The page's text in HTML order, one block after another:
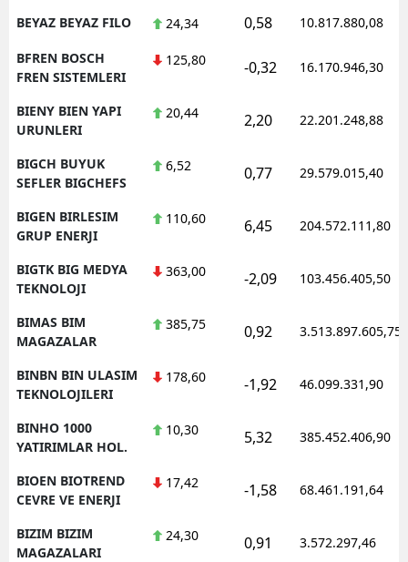
BEYAZ BEYAZ FILO 24,34 0,58 10.817.880,08
BFREN BOSCH
FREN SISTEMLERI
125,80 -0,32 16.170.946,30
BIENY BIEN YAPI
URUNLERI
20,44 2,20 22.201.248,88
BIGCH BUYUK
SEFLER BIGCHEFS
6,52 0,77 29.579.015,40
BIGEN BIRLESIM
GRUP ENERJI
110,60 6,45 204.572.111,80
BIGTK BIG MEDYA
TEKNOLOJI
363,00 -2,09 103.456.405,50
BIMAS BIM
MAGAZALAR
385,75 0,92 3.513.897.605,75
BINBN BIN ULASIM
TEKNOLOJILERI
178,60 -1,92 46.099.331,90
BINHO 1000
YATIRIMLAR HOL.
10,30 5,32 385.452.406,90
BIOEN BIOTREND
CEVRE VE ENERJI
17,42 -1,58 68.461.191,64
BIZIM BIZIM
MAGAZALARI
24,30 0,91 3.572.297,46